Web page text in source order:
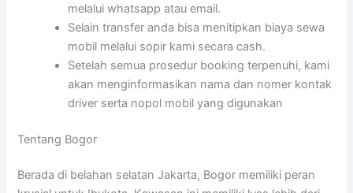
melalui whatsapp atau email.
Selain transfer anda bisa menitipkan biaya sewa
mobil melalui sopir kami secara cash.
Setelah semua prosedur booking terpenuhi, kami
akan menginformasikan nama dan nomer kontak
driver serta nopol mobil yang digunakan
Tentang Bogor
Berada di belahan selatan Jakarta, Bogor memiliki peran